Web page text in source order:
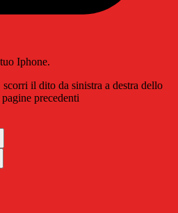
Iphone.
il dito da sinistra a destra dello
precedenti